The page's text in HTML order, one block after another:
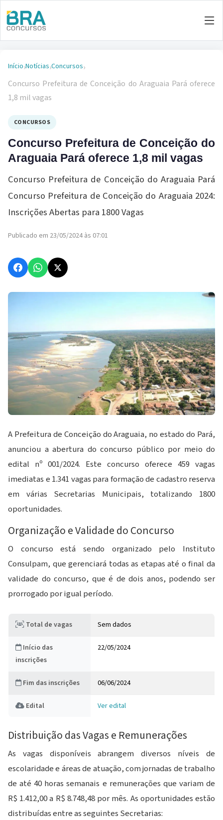
Início›Notícias›Concursos›
Concurso Prefeitura de Conceição do Araguaia Pará oferece
1,8 mil vagas
CONCURSOS
Concurso Prefeitura de Conceição do
Araguaia Pará oferece 1,8 mil vagas
Concurso Prefeitura de Conceição do Araguaia Pará
Concurso Prefeitura de Conceição do Araguaia 2024:
Inscrições Abertas para 1800 Vagas
Publicado em 23/05/2024 às 07:01
A Prefeitura de Conceição do Araguaia, no estado do Pará,
anunciou a abertura do concurso público por meio do
edital nº 001/2024. Este concurso oferece 459 vagas
imediatas e 1.341 vagas para formação de cadastro reserva
em várias Secretarias Municipais, totalizando 1800
oportunidades.
Organização e Validade do Concurso
O concurso está sendo organizado pelo Instituto
Consulpam, que gerenciará todas as etapas até o final da
validade do concurso, que é de dois anos, podendo ser
prorrogado por igual período.
Total de vagas Sem dados
Início das
inscrições
22/05/2024
Fim das inscrições 06/06/2024
Edital Ver edital
Distribuição das Vagas e Remunerações
As vagas disponíveis abrangem diversos níveis de
escolaridade e áreas de atuação, com jornadas de trabalho
de até 40 horas semanais e remunerações que variam de
R$ 1.412,00 a R$ 8.748,48 por mês. As oportunidades estão
distribuídas entre as seguintes Secretarias: